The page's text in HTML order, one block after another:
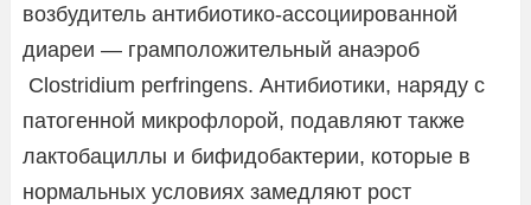
возбудитель антибиотико-ассоциированной
диареи — грамположительный анаэроб
Clostridium perfringens. Антибиотики, наряду с
патогенной микрофлорой, подавляют также
лактобациллы и бифидобактерии, которые в
нормальных условиях замедляют рост